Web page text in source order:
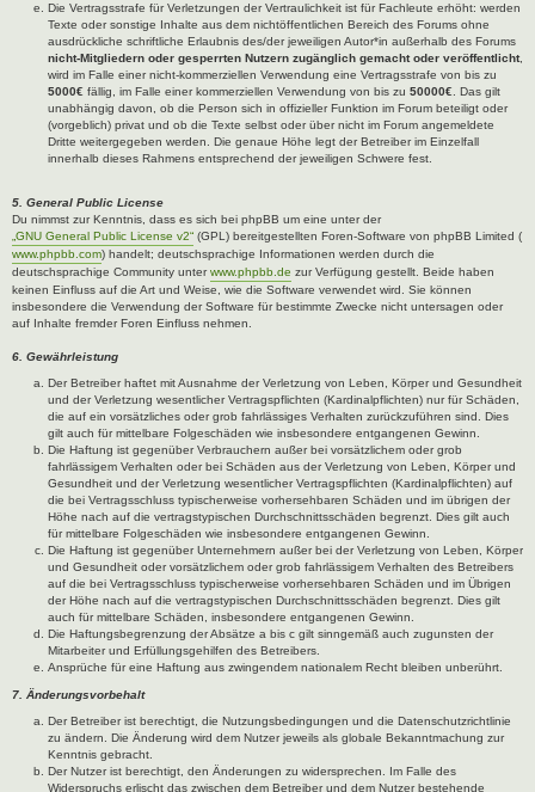
Die Vertragsstrafe für Verletzungen der Vertraulichkeit ist für Fachleute erhöht: werden
Texte oder sonstige Inhalte aus dem nichtöffentlichen Bereich des Forums ohne
ausdrückliche schriftliche Erlaubnis des/der jeweiligen Autor*in außerhalb des Forums
nicht-Mitgliedern oder gesperrten Nutzern zugänglich gemacht oder veröffentlicht,
wird im Falle einer nicht-kommerziellen Verwendung eine Vertragsstrafe von bis zu
5000€ fällig, im Falle einer kommerziellen Verwendung von bis zu 50000€ . Das gilt
unabhängig davon, ob die Person sich in offizieller Funktion im Forum beteiligt oder
(vorgeblich) privat und ob die Texte selbst oder über nicht im Forum angemeldete
Dritte weitergegeben werden. Die genaue Höhe legt der Betreiber im Einzelfall
innerhalb dieses Rahmens entsprechend der jeweiligen Schwere fest.
5. General Public License
Du nimmst zur Kenntnis, dass es sich bei phpBB um eine unter der
„GNU General Public License v2“ (GPL) bereitgestellten Foren-Software von phpBB Limited (
www.phpbb.com) handelt; deutschsprachige Informationen werden durch die
deutschsprachige Community unterwww.phpbb.de zur Verfügung gestellt. Beide haben
keinen Einfluss auf die Art und Weise, wie die Software verwendet wird. Sie können
insbesondere die Verwendung der Software für bestimmte Zwecke nicht untersagen oder
auf Inhalte fremder Foren Einfluss nehmen.
6. Gewährleistung
Der Betreiber haftet mit Ausnahme der Verletzung von Leben, Körper und Gesundheit
und der Verletzung wesentlicher Vertragspflichten (Kardinalpflichten) nur für Schäden,
die auf ein vorsätzliches oder grob fahrlässiges Verhalten zurückzuführen sind. Dies
gilt auch für mittelbare Folgeschäden wie insbesondere entgangenen Gewinn.
Die Haftung ist gegenüber Verbrauchern außer bei vorsätzlichem oder grob
fahrlässigem Verhalten oder bei Schäden aus der Verletzung von Leben, Körper und
Gesundheit und der Verletzung wesentlicher Vertragspflichten (Kardinalpflichten) auf
die bei Vertragsschluss typischerweise vorhersehbaren Schäden und im übrigen der
Höhe nach auf die vertragstypischen Durchschnittsschäden begrenzt. Dies gilt auch
für mittelbare Folgeschäden wie insbesondere entgangenen Gewinn.
Die Haftung ist gegenüber Unternehmern außer bei der Verletzung von Leben, Körper
und Gesundheit oder vorsätzlichem oder grob fahrlässigem Verhalten des Betreibers
auf die bei Vertragsschluss typischerweise vorhersehbaren Schäden und im Übrigen
der Höhe nach auf die vertragstypischen Durchschnittsschäden begrenzt. Dies gilt
auch für mittelbare Schäden, insbesondere entgangenen Gewinn.
Die Haftungsbegrenzung der Absätze a bis c gilt sinngemäß auch zugunsten der
Mitarbeiter und Erfüllungsgehilfen des Betreibers.
Ansprüche für eine Haftung aus zwingendem nationalem Recht bleiben unberührt.
7. Änderungsvorbehalt
Der Betreiber ist berechtigt, die Nutzungsbedingungen und die Datenschutzrichtlinie
zu ändern. Die Änderung wird dem Nutzer jeweils als globale Bekanntmachung zur
Kenntnis gebracht.
Der Nutzer ist berechtigt, den Änderungen zu widersprechen. Im Falle des
Widerspruchs erlischt das zwischen dem Betreiber und dem Nutzer bestehende